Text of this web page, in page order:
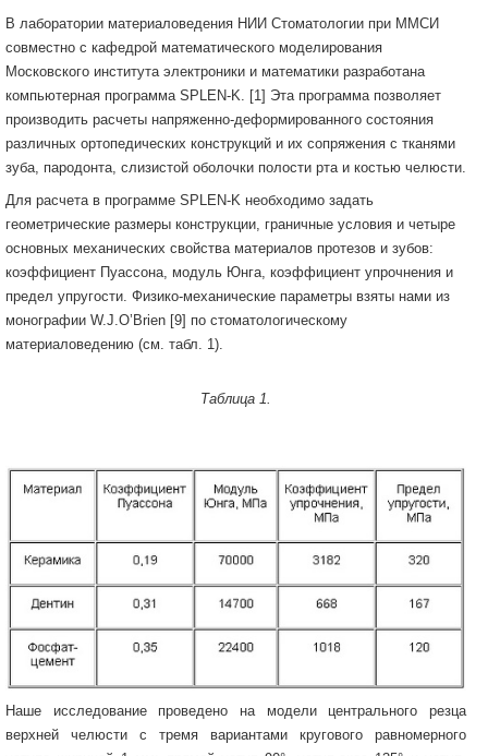
В лаборатории материаловедения НИИ Стоматологии при ММСИ
совместно с кафедрой математического моделирования
Московского института электроники и математики разработана
компьютерная программа SPLEN-K. [1] Эта программа позволяет
производить расчеты напряженно-деформированного состояния
различных ортопедических конструкций и их сопряжения с тканями
зуба, пародонта, слизистой оболочки полости рта и костью челюсти.
Для расчета в программе SPLEN-K необходимо задать
геометрические размеры конструкции, граничные условия и четыре
основных механических свойства материалов протезов и зубов:
коэффициент Пуассона, модуль Юнга, коэффициент упрочнения и
предел упругости. Физико-механические параметры взяты нами из
монографии W.J.O’Brien [9] по стоматологическому
материаловедению (см. табл. 1).
Таблица 1.
Наше исследование проведено на модели центрального резца
верхней челюсти с тремя вариантами кругового равномерного